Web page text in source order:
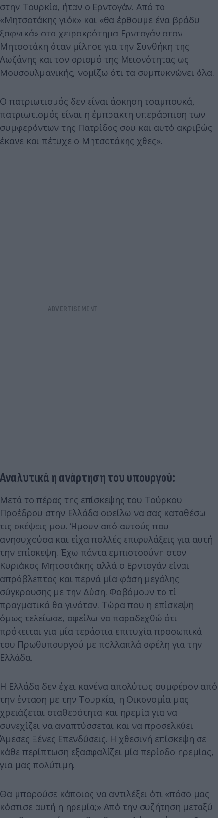
στην Τουρκία, ήταν ο Ερντογάν. Από το
«Μητσοτάκης γιόκ» και «θα έρθουμε ένα βράδυ
ξαφνικά» στο χειροκρότημα Ερντογάν στον
Μητσοτάκη όταν μίλησε για την Συνθήκη της
Λωζάνης και τον ορισμό της Μειονότητας ως
Μουσουλμανικής, νομίζω ότι τα συμπυκνώνει όλα.
Ο πατριωτισμός δεν είναι άσκηση τσαμπουκά,
πατριωτισμός είναι η έμπρακτη υπεράσπιση των
συμφερόντων της Πατρίδος σου και αυτό ακριβώς
έκανε και πέτυχε ο Μητσοτάκης χθες».
Αναλυτικά η ανάρτηση του υπουργού:
Μετά το πέρας της επίσκεψης του Τούρκου
Προέδρου στην Ελλάδα οφείλω να σας καταθέσω
τις σκέψεις μου. Ήμουν από αυτούς που
ανησυχούσα και είχα πολλές επιφυλάξεις για αυτή
την επίσκεψη. Έχω πάντα εμπιστοσύνη στον
Κυριάκος Μητσοτάκης αλλά ο Ερντογάν είναι
απρόβλεπτος και περνά μία φάση μεγάλης
σύγκρουσης με την Δύση. Φοβόμουν το τί
πραγματικά θα γινόταν. Τώρα που η επίσκεψη
όμως τελείωσε, οφείλω να παραδεχθώ ότι
πρόκειται για μία τεράστια επιτυχία προσωπικά
του Πρωθυπουργού με πολλαπλά οφέλη για την
Ελλάδα.
Η Ελλάδα δεν έχει κανένα απολύτως συμφέρον από
την ένταση με την Τουρκία, η Οικονομία μας
χρειάζεται σταθερότητα και ηρεμία για να
συνεχίζει να αναπτύσσεται και να προσελκύει
Άμεσες Ξένες Επενδύσεις. Η χθεσινή επίσκεψη σε
κάθε περίπτωση εξασφαλίζει μία περίοδο ηρεμίας,
για μας πολύτιμη.
Θα μπορούσε κάποιος να αντιλέξει ότι «πόσο μας
κόστισε αυτή η ηρεμία;» Από την συζήτηση μεταξύ